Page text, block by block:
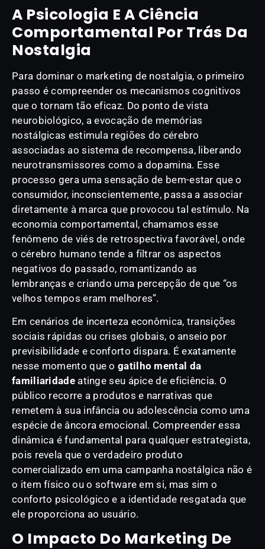
A Psicologia E A Ciência
Comportamental Por Trás Da
Nostalgia
Para dominar o marketing de nostalgia, o primeiro
passo é compreender os mecanismos cognitivos
que o tornam tão eficaz. Do ponto de vista
neurobiológico, a evocação de memórias
nostálgicas estimula regiões do cérebro
associadas ao sistema de recompensa, liberando
neurotransmissores como a dopamina. Esse
processo gera uma sensação de bem-estar que o
consumidor, inconscientemente, passa a associar
diretamente à marca que provocou tal estímulo. Na
economia comportamental, chamamos esse
fenômeno de viés de retrospectiva favorável, onde
o cérebro humano tende a filtrar os aspectos
negativos do passado, romantizando as
lembranças e criando uma percepção de que “os
velhos tempos eram melhores”.
Em cenários de incerteza econômica, transições
sociais rápidas ou crises globais, o anseio por
previsibilidade e conforto dispara. É exatamente
nesse momento que ogatilho mental da
familiaridadeatinge seu ápice de eficiência. O
público recorre a produtos e narrativas que
remetem à sua infância ou adolescência como uma
espécie de âncora emocional. Compreender essa
dinâmica é fundamental para qualquer estrategista,
pois revela que o verdadeiro produto
comercializado em uma campanha nostálgica não é
o item físico ou o software em si, mas sim o
conforto psicológico e a identidade resgatada que
ele proporciona ao usuário.
O Impacto Do Marketing De